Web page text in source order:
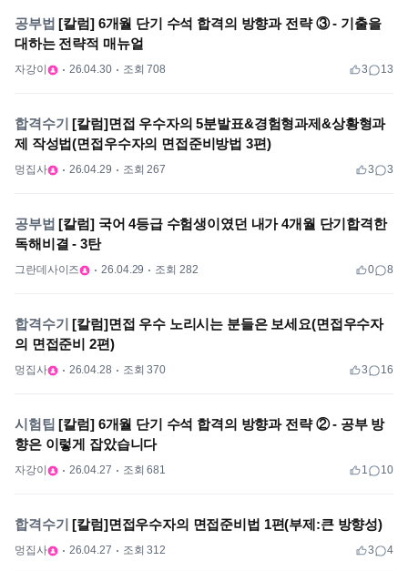
공부법 [칼럼] 6개월 단기 수석 합격의 방향과 전략 ③ - 기출을
대하는 전략적 매뉴얼
자강이 26.04.30 조회 708 3 13
합격수기 [칼럼]면접 우수자의 5분발표&경험형과제&상황형과
제 작성법(면접우수자의 면접준비방법 3편)
멍집사 26.04.29 조회 267 3 3
공부법 [칼럼] 국어 4등급 수험생이였던 내가 4개월 단기합격한
독해비결 - 3탄
그란데사이즈 26.04.29 조회 282 0 8
합격수기 [칼럼]면접 우수 노리시는 분들은 보세요(면접우수자
의 면접준비 2편)
멍집사 26.04.28 조회 370 3 16
시험팁 [칼럼] 6개월 단기 수석 합격의 방향과 전략 ② - 공부 방
향은 이렇게 잡았습니다
자강이 26.04.27 조회 681 1 10
합격수기 [칼럼]면접우수자의 면접준비법 1편(부제:큰 방향성)
멍집사 26.04.27 조회 312 3 4